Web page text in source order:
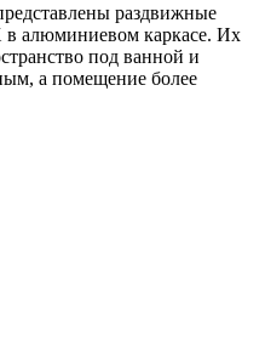
раздвижные
алюминиевом каркасе. Их
под ванной и
а помещение более